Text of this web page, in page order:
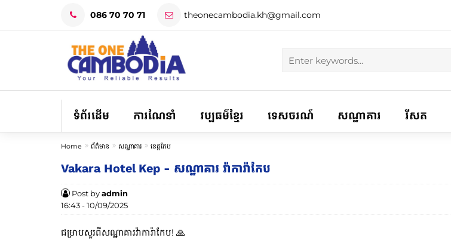
086 70 70 71 theonecambodia.kh@gmail.com
ទំព័រដើម ការណែនាំ វប្បធម៌ខ្មែរ ទេសចរណ៍ សណ្ឋាគារ រីសត
Home ព័ត៌មាន សណ្ឋាគារ ខេត្តកែប
Vakara Hotel Kep - សណ្ឋាគារ វ៉ាការ៉ាកែប
Post byadmin
16:43 - 10/09/2025
ជម្រាបសួរពីសណ្ឋាគារវ៉ាការ៉ាកែប! 🙏